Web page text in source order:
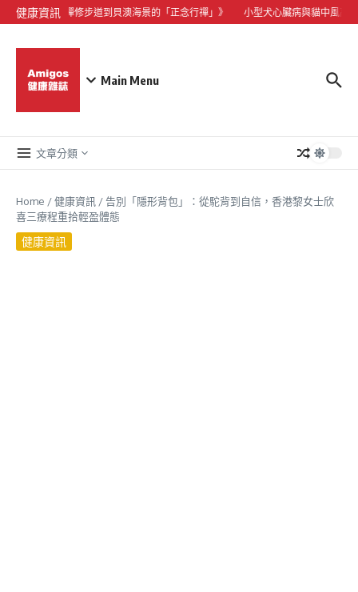
Skip to content
健康資訊
：從昂坪禪修步道到貝澳海景的「正念行禪」》 小型犬心臟病與貓中風高發
Main Menu
文章分類
Home /健康資訊 /告別「隱形背包」：從駝背到自信，香港黎女士欣
喜三療程重拾輕盈體態
健康資訊